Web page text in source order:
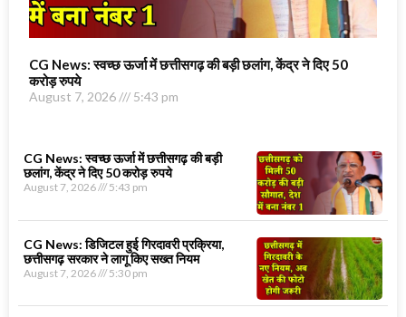
CG News: स्वच्छ ऊर्जा में छत्तीसगढ़ की बड़ी छलांग, केंद्र ने दिए 50
करोड़ रुपये
August 7, 2026 5:43 pm
CG News: स्वच्छ ऊर्जा में छत्तीसगढ़ की बड़ी
छलांग, केंद्र ने दिए 50 करोड़ रुपये
August 7, 2026 5:43 pm
CG News: डिजिटल हुई गिरदावरी प्रक्रिया,
छत्तीसगढ़ सरकार ने लागू किए सख्त नियम
August 7, 2026 5:30 pm